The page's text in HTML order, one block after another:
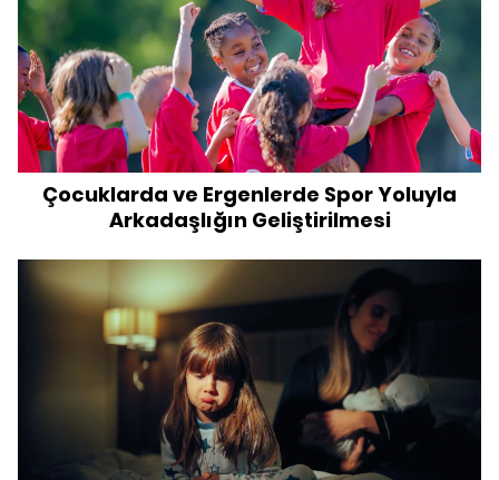
Çocuklarda ve Ergenlerde Spor Yoluyla
Arkadaşlığın Geliştirilmesi